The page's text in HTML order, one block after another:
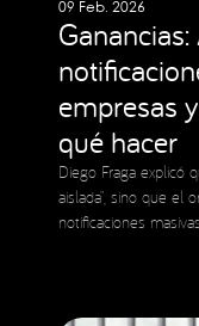
09 Feb. 2026
empresas
qué hacer
Diego Fraga explicó
aislada”, sino que el
notificaciones